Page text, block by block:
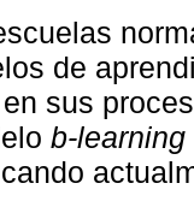
de
sus
b-learning